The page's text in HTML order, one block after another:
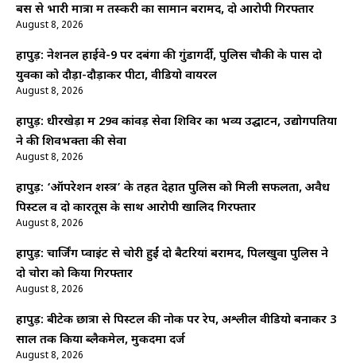
बस से भारी मात्रा में तस्करी का सामान बरामद, दो आरोपी गिरफ्तार
August 8, 2026
हापुड़: नेशनल हाईवे-9 पर दबंगों की गुंडागर्दी, पुलिस चौकी के पास दो
युवकों को दौड़ा-दौड़ाकर पीटा, वीडियो वायरल
August 8, 2026
हापुड़: धीरखेड़ा में 29वें कांवड़ सेवा शिविर का भव्य उद्घाटन, उद्योगपतियों
ने की शिवभक्तों की सेवा
August 8, 2026
हापुड़: ‘ऑपरेशन शस्त्र’ के तहत देहात पुलिस को मिली सफलता, अवैध
पिस्टल व दो कारतूस के साथ आरोपी खालिद गिरफ्तार
August 8, 2026
हापुड़: चार्जिंग प्वाइंट से चोरी हुईं दो बैटरियां बरामद, पिलखुवा पुलिस ने
दो चोरों को किया गिरफ्तार
August 8, 2026
हापुड़: बीटेक छात्रा से पिस्टल की नोक पर रेप, अश्लील वीडियो बनाकर 3
साल तक किया ब्लैकमेल, मुकदमा दर्ज
August 8, 2026